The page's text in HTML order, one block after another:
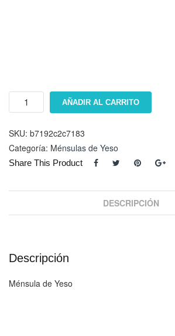
MÃ©nsula
cantidad
AÑADIR AL CARRITO
SKU: b7192c2c7183
Categoría: Ménsulas de Yeso
Share This Product
DESCRIPCIÓN
Descripción
Ménsula de Yeso